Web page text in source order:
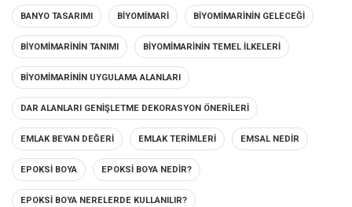
BANYO TASARIMI BIYOMIMARI BIYOMIMARININ GELECEĞI
BIYOMIMARININ TANIMI BIYOMIMARININ TEMEL İLKELERI
BIYOMIMARININ UYGULAMA ALANLARI
DAR ALANLARI GENIŞLETME DEKORASYON ÖNERILERI
EMLAK BEYAN DEĞERI EMLAK TERIMLERI EMSAL NEDIR
EPOKSI BOYA EPOKSI BOYA NEDIR?
EPOKSI BOYA NERELERDE KULLANILIR?